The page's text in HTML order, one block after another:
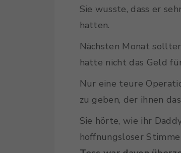
Sie wusste, dass er
hatten.
Nächsten Monat
hatte nicht das Geld
Nur eine teure
zu geben, der ihnen
Sie hörte, wie ihr
hoffnungsloser